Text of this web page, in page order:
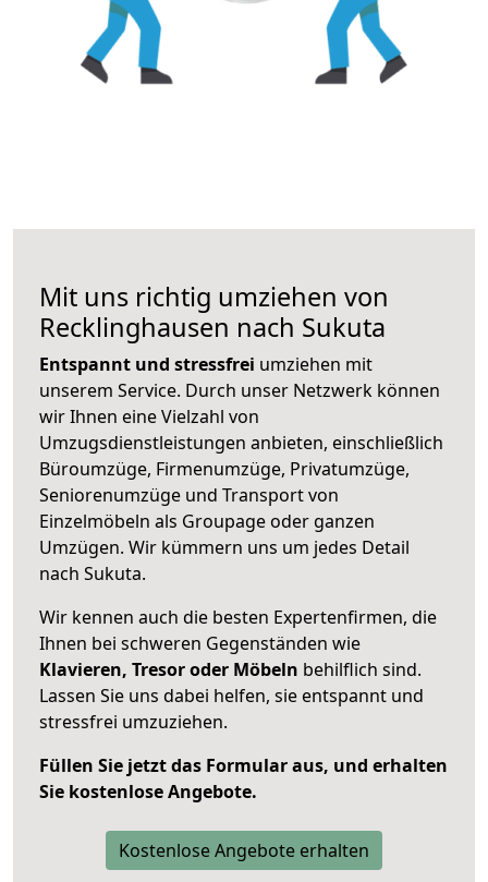
Mit uns richtig umziehen von
Recklinghausen nach Sukuta
Entspannt und stressfrei umziehen mit
unserem Service. Durch unser Netzwerk können
wir Ihnen eine Vielzahl von
Umzugsdienstleistungen anbieten, einschließlich
Büroumzüge, Firmenumzüge, Privatumzüge,
Seniorenumzüge und Transport von
Einzelmöbeln als Groupage oder ganzen
Umzügen. Wir kümmern uns um jedes Detail
nach Sukuta.
Wir kennen auch die besten Expertenfirmen, die
Ihnen bei schweren Gegenständen wie
Klavieren, Tresor oder Möbeln behilflich sind.
Lassen Sie uns dabei helfen, sie entspannt und
stressfrei umzuziehen.
Füllen Sie jetzt das Formular aus, und erhalten
Sie kostenlose Angebote.
Kostenlose Angebote erhalten